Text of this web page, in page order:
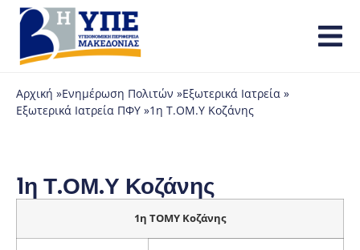
Αρχική »Ενημέρωση Πολιτών »Εξωτερικά Ιατρεία »
Εξωτερικά Ιατρεία ΠΦΥ »1η Τ.ΟΜ.Υ Κοζάνης
1η Τ.ΟΜ.Υ Κοζάνης
1η ΤΟΜΥ Κοζάνης